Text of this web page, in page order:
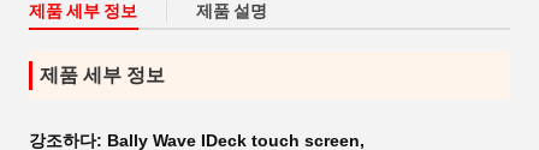
제품 세부 정보 제품 설명
제품 세부 정보
강조하다: Bally Wave IDeck touch screen,